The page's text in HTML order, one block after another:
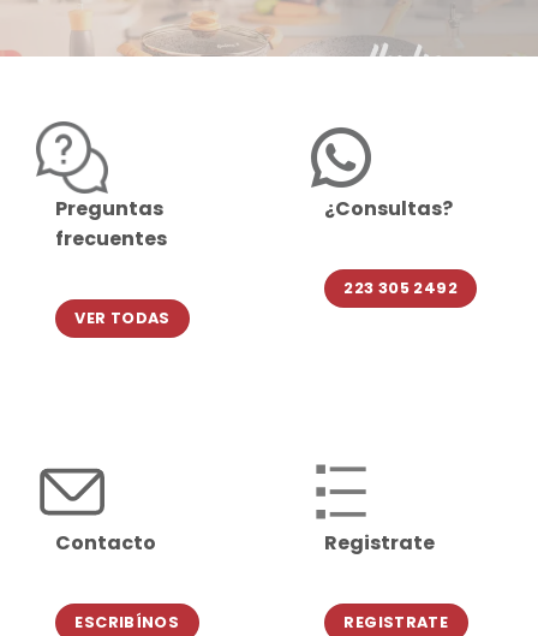
Preguntas
frecuentes
VER TODAS
¿Consultas?
223 305 2492
Contacto
ESCRIBÍNOS
Registrate
REGISTRATE